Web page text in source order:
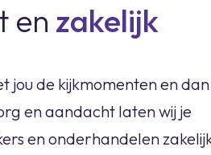
en zakelijk
jou de kijkmomenten en dan
en aandacht laten wij je
en onderhandelen